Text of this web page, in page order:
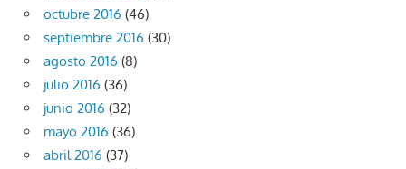
octubre 2016 (46)
septiembre 2016 (30)
agosto 2016 (8)
julio 2016 (36)
junio 2016 (32)
mayo 2016 (36)
abril 2016 (37)